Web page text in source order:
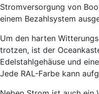
Stromversorgung von
einem Bezahlsystem
Um den harten
trotzen, ist der
Edelstahlgehäuse und
Jede RAL-Farbe kann